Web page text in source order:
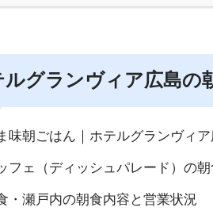
ルグランヴィア広島の
味朝ごはん｜ホテルグランヴィ
フェ（ディッシュパレード）の
・瀬戸内の朝食内容と営業状況